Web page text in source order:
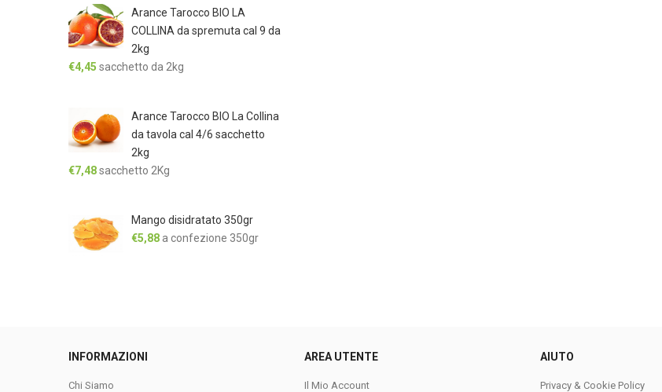
Arance Tarocco BIO LA
COLLINA da spremuta cal 9 da
2kg
€4,45 sacchetto da 2kg
Arance Tarocco BIO La Collina
da tavola cal 4/6 sacchetto
2kg
€7,48sacchetto 2Kg
Mango disidratato 350gr
€5,88 a confezione 350gr
INFORMAZIONI
Chi Siamo
AREA UTENTE
Il Mio Account
AIUTO
Privacy & Cookie Policy